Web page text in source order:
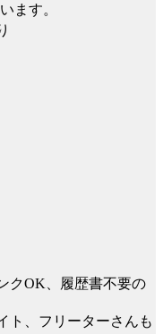
ます。
クOK、履歴書不要の
ト、フリーターさんも